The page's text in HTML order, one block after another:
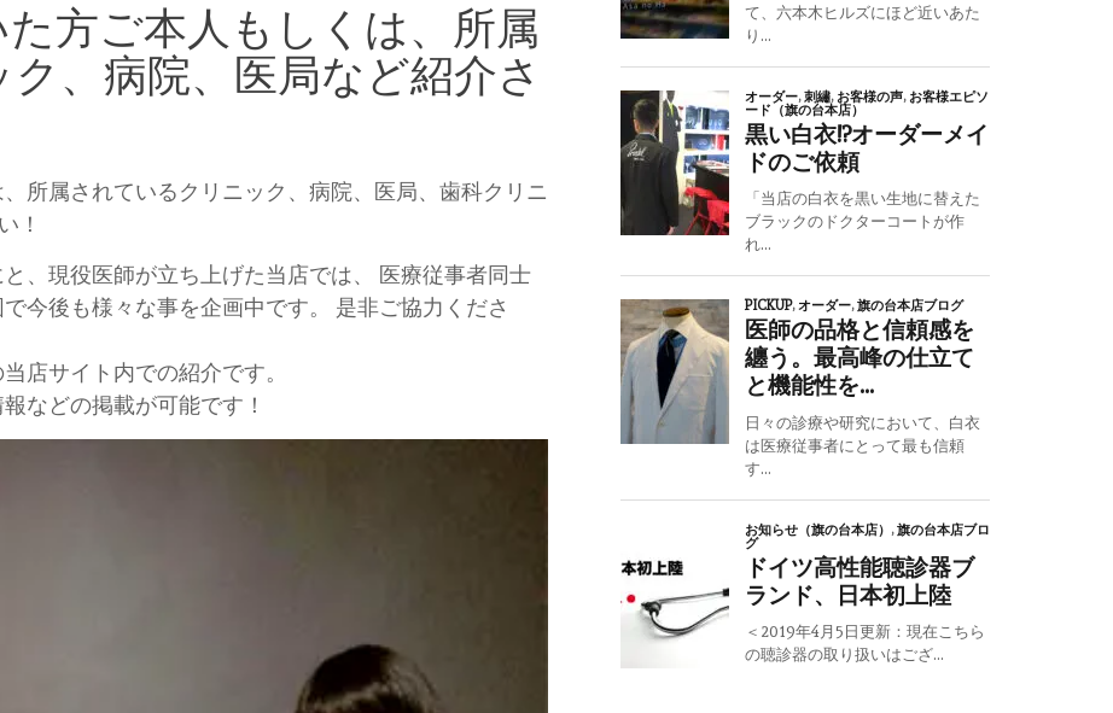
方ご本人もしくは、所属
、病院、医局など紹介さ
所属されているクリニック、病院、医局、歯科クリニ
！
、現役医師が立ち上げた当店では、 医療従事者同士
今後も様々な事を企画中です。 是非ご協力くださ
店サイト内での紹介です。
などの掲載が可能です！